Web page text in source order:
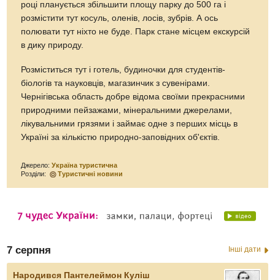
році планується збільшити площу парку до 500 га і
розмістити тут косуль, оленів, лосів, зубрів. А ось
полювати тут ніхто не буде. Парк стане місцем екскурсій
в дику природу.
Розміститься тут і готель, будиночки для студентів-
біологів та науковців, магазинчик з сувенірами.
Чернігівська область добре відома своїми прекрасними
природними пейзажами, мінеральними джерелами,
лікувальними грязями і займає одне з перших місць в
Україні за кількістю природно-заповідних об'єктів.
Джерело:Україна туристична
Розділи:
Туристичні новини
7 серпня Інші дати
Народився Пантелеймон Куліш